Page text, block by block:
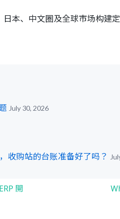
、中文圈及全球市场构建定
July 30, 2026
收购站的台账准备好了吗？
開